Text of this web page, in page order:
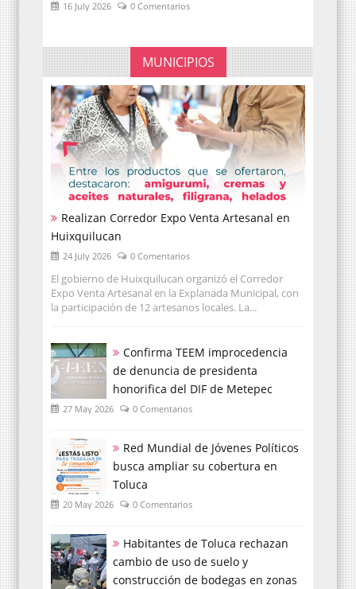
16 July 2026 0 Comentarios
MUNICIPIOS
Realizan Corredor Expo Venta Artesanal en
Huixquilucan
24 July 2026 0 Comentarios
El gobierno de Huixquilucan organizó el Corredor
Expo Venta Artesanal en la Explanada Municipal, con
la participación de 12 artesanos locales. La...
Confirma TEEM improcedencia
de denuncia de presidenta
honorifica del DIF de Metepec
27 May 2026 0 Comentarios
Red Mundial de Jóvenes Políticos
busca ampliar su cobertura en
Toluca
20 May 2026 0 Comentarios
Habitantes de Toluca rechazan
cambio de uso de suelo y
construcción de bodegas en zonas